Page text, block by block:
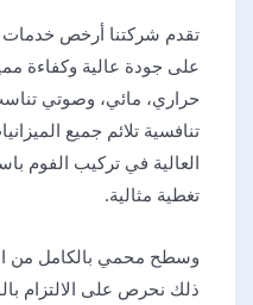
تقدم شركتنا أرخص
على جودة عالية وكفاءة
حراري، مائي، وصوتي
تنافسية تلائم جميع
العالية في تركيب الفوم
تغطية مثالية.
وسطح محمي بالكامل من
ذلك نحرص على الالتزام